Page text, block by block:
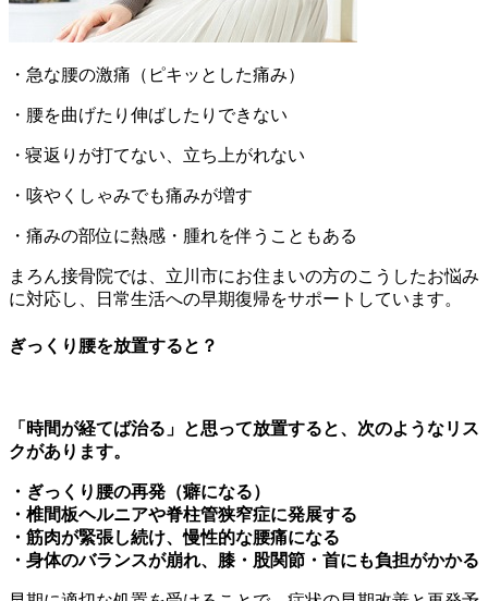
・急な腰の激痛（ピキッとした痛み）
・腰を曲げたり伸ばしたりできない
・寝返りが打てない、立ち上がれない
・咳やくしゃみでも痛みが増す
・痛みの部位に熱感・腫れを伴うこともある
まろん接骨院では、立川市にお住まいの方のこうしたお悩み
に対応し、日常生活への早期復帰をサポートしています。
ぎっくり腰を放置すると？
「時間が経てば治る」と思って放置すると、次のようなリス
クがあります。
・ぎっくり腰の再発（癖になる）
・椎間板ヘルニアや脊柱管狭窄症に発展する
・筋肉が緊張し続け、慢性的な腰痛になる
・身体のバランスが崩れ、膝・股関節・首にも負担がかかる